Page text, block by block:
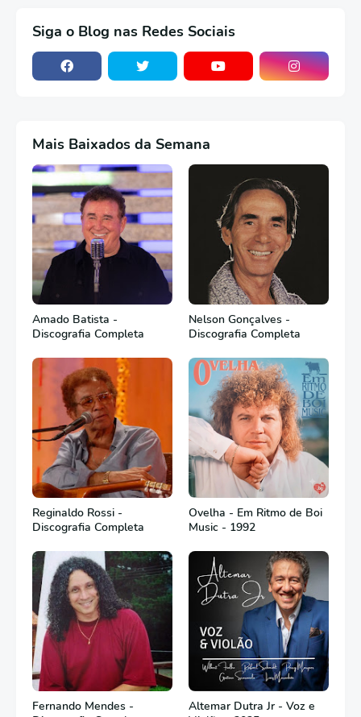
Siga o Blog nas Redes Sociais
Mais Baixados da Semana
Amado Batista -
Discografia Completa
Nelson Gonçalves -
Discografia Completa
Reginaldo Rossi -
Discografia Completa
Ovelha - Em Ritmo de Boi
Music - 1992
Fernando Mendes -
Altemar Dutra Jr - Voz e